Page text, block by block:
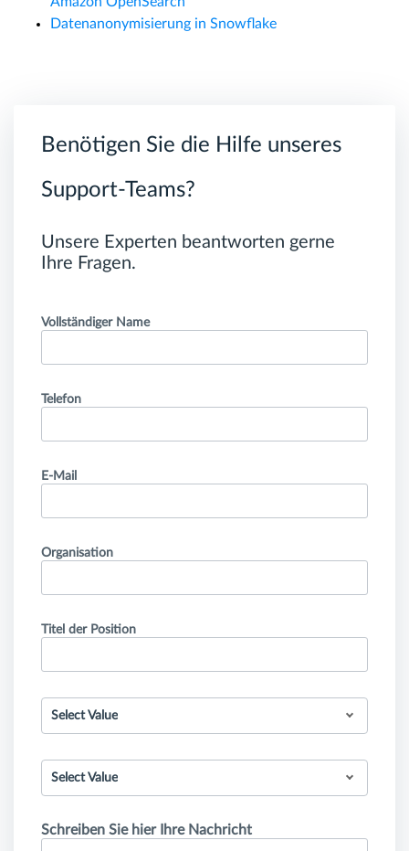
Datenanonymisierung in Snowflake
Benötigen Sie die Hilfe unseres
Support-Teams?
Unsere Experten beantworten gerne
Ihre Fragen.
Vollständiger Name
Telefon
E-Mail
Organisation
Titel der Position
Select Value
Select Value
Schreiben Sie hier Ihre Nachricht